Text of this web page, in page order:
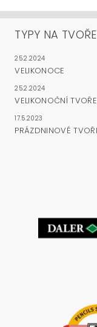
TYPY NA
25.2.2024
VELIKONOCE
25.2.2024
VELIKONOČNÍ
17.5.2023
PRÁZDNINOVÉ